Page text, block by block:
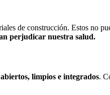
de construcción. Estos no
perjudicar nuestra salud.
limpios e integrados.